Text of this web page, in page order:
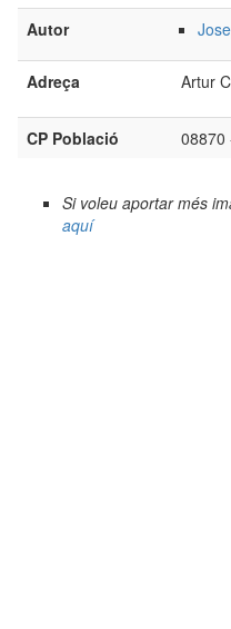
Autor
Adreça Artur
CP Població 08870
Si voleu aportar més
aquí